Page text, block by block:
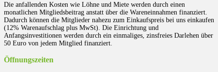
Die anfallenden Kosten wie Löhne und Miete werden durch einen
monatlichen Mitgliedsbeitrag anstatt über die Wareneinnahmen finanziert.
Dadurch können die Mitglieder nahezu zum Einkaufspreis bei uns einkaufen
(12% Warenaufschlag plus MwSt). Die Einrichtung und
Anfangsinvestitionen werden durch ein einmaliges, zinsfreies Darlehen über
50 Euro von jedem Mitglied finanziert.
Öffnungszeiten